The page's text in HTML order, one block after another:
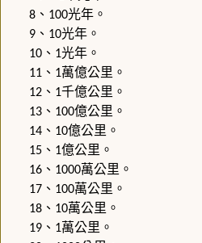
8、 100光年。
9、 10光年。
10、 1光年。
11、 1萬億公里。
12、 1千億公里。
13、 100億公里。
14、 10億公里。
15、 1億公里。
16、 1000萬公里。
17、 100萬公里。
18、 10萬公里。
19、 1萬公里。